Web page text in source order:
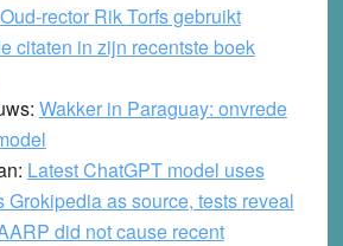
Oud-rector Rik Torfs gebruikt
citaten in zijn recentste boek
Wakker in Paraguay: onvrede
Latest ChatGPT model uses
Grokipedia as source, tests reveal
did not cause recent